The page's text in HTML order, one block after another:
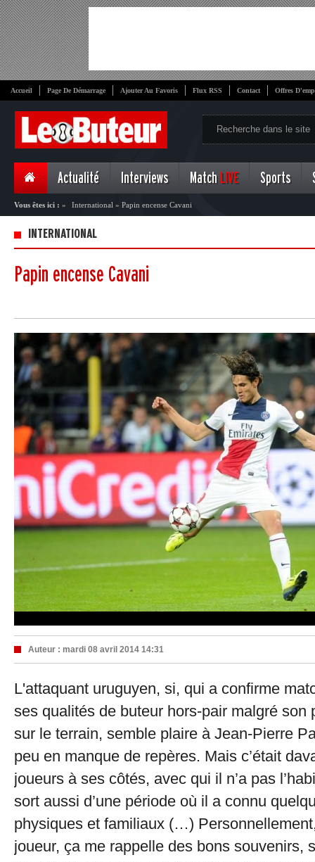
Accueil Page De Démarrage Ajouter Au Favoris Flux RSS Contact Offres
Actualité Interviews Match LIVE Sports
Vous êtes ici : » International » Papin encense Cavani
INTERNATIONAL
Papin encense Cavani
Auteur : mardi 08 avril 2014 14:31
L'attaquant uruguyen, si, qui a confirme
ses qualités de buteur hors-pair malgré son
sur le terrain, semble plaire à Jean-Pierre
peu en manque de repères. Mais c’était
joueurs à ses côtés, avec qui il n’a pas
sort aussi d’une période où il a connu
physiques et familiaux (…)
joueur, ça me rappelle des bons souvenirs,